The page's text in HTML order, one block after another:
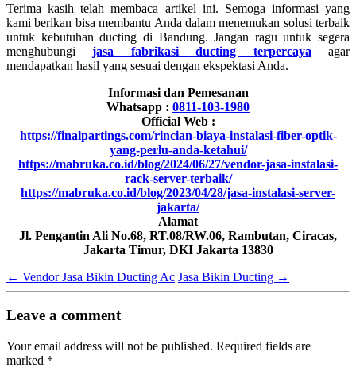
Terima kasih telah membaca artikel ini. Semoga informasi yang
kami berikan bisa membantu Anda dalam menemukan solusi terbaik
untuk kebutuhan ducting di Bandung. Jangan ragu untuk segera
menghubungijasa fabrikasi ducting terpercaya agar
mendapatkan hasil yang sesuai dengan ekspektasi Anda.
Informasi dan Pemesanan
Whatsapp : 0811-103-1980
Official Web :
https://finalpartings.com/rincian-biaya-instalasi-fiber-optik-
yang-perlu-anda-ketahui/
https://mabruka.co.id/blog/2024/06/27/vendor-jasa-instalasi-
rack-server-terbaik/
https://mabruka.co.id/blog/2023/04/28/jasa-instalasi-server-
jakarta/
Alamat
Jl. Pengantin Ali No.68, RT.08/RW.06, Rambutan, Ciracas,
Jakarta Timur, DKI Jakarta 13830
← Vendor Jasa Bikin Ducting Ac Jasa Bikin Ducting →
Leave a comment
Your email address will not be published. Required fields are
marked *